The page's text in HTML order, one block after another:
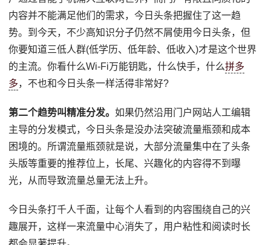
内容并不能满足他们的需求，今日头条把握住了这一趋
势。到今天，不少高知识分子仍然不屑使用今日头条，但
你要知道三低人群(低学历、低年龄、低收入)才是这个世界
的主流。你看什么Wi-Fi万能钥匙，什么快手，什么拼多
多，不也和今日头条一样活得非常好?
第二个趋势叫精准分发。如果仍然沿用门户网站人工编辑
主导的分发模式，今日头条是没办法突破流量瓶颈和成本
困境的。所谓流量瓶颈就是说，大部分流量集中在了头条
头版等重要的推荐位上，长尾、兴趣化的内容得不到曝
光，从而导致流量总量无法上升。
今日头条打千人千面，让每个人看到的内容围绕自己的兴
趣展开，这样一来流量中心消失了，用户粘性和阅读时长